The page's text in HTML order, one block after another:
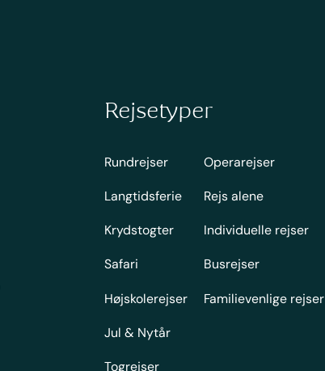
Rejsetyper
Rundrejser
Langtidsferie
Krydstogter
Safari
Højskolerejser
Jul & Nytår
Togrejser
Operarejser
Rejs alene
Individuelle rejser
Busrejser
Familievenlige rejser